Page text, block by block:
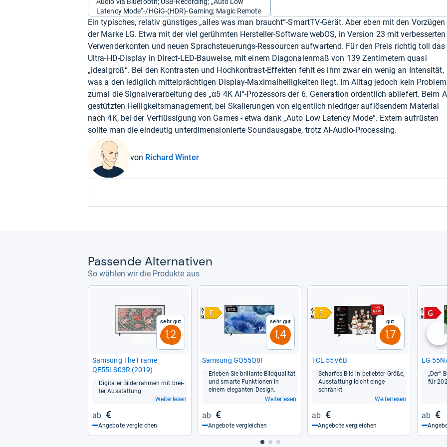
Latency Mode“-/HGiG-(HDR)-Gaming; Magic Remote
Ein typisches, relativ günstiges „alles was man braucht“-SmartTV-Gerät. Aber eben mit den Vorzügen
der Marke LG. Etwa mit der viel gerühmten Hersteller-Software webOS, in Version 23 mit verbesserten
Verwenderkonten und neuen Sprachsteuerungs-Ressourcen aufwartend. Für den Preis richtig toll das
Ultra-HD-Display in Direct-LED-Bauweise, mit einem Diagonalenmaß von 139 Zentimetern quasi
„idealgroß“. Bei den Kontrasten und Hochkontrast-Effekten fehlt es ihm zwar ein wenig an Intensität,
was a den lediglich mittelprächtigen Display-Maximalhelligkeiten liegt. Im Alltag jedoch kein
zumal die Signalverarbeitung des „α5 4K AI“-Prozessors der 6. Generation ordentlich abliefert. Beim
gestützten Helligkeitsmanagement, bei Skalierungen von eigentlich niedriger auflösendem Material
nach 4K, bei der Verflüssigung von Games - etwa dank „Auto Low Latency Mode“. Extern aufrüsten
sollte man die eindeutig unterdimensionierte Soundausgabe, trotz AI-Audio-Processing.
von Richard Winter
Pas­sende Alter­na­ti­ven
So wählen wir die Produkte aus
Sehr gut
1,2
Sam­sung The Frame
QE55LS03R (2019)
Digi­ta­ler Bil­der­rah­men mit brei­
ter Aus­stat­tung
Weiterlesen
€
Angebote vergleichen
Sehr gut
1,4
Sam­sung GQ55Q8F
Erle­ben Sie bril­lante Bild­qua­li­tät
und smarte Funk­tio­nen in
einem ele­gan­ten Design.
Weiterlesen
€
Angebote vergleichen
Gut
1,7
TCL 55V6B
Schar­fes Bild in belieb­ter Größe,
Aus­stat­tung leicht ein­ge­
schränkt
Weiterlesen
€
Angebote vergleichen
LG
„Der“
für
€